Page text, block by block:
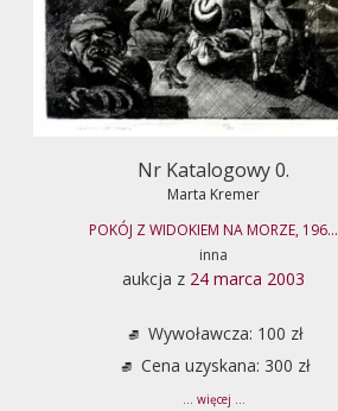
Nr Katalogowy 0.
Marta Kremer
POKÓJ Z WIDOKIEM NA MORZE, 196...
inna
aukcja z 24 marca 2003
Wywoławcza: 100 zł
Cena uzyskana: 300 zł
... więcej ...